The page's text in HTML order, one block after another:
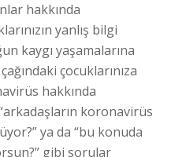
hakkında
yanlış bilgi
kaygı yaşamalarına
çocuklarınıza
hakkında
koronavirüs
ya da “bu konuda
gibi sorular